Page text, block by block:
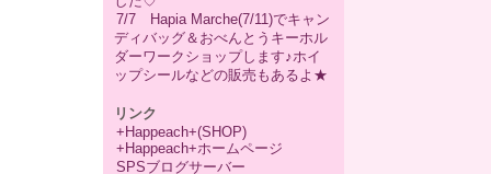
7/7 Hapia Marche(7/11)でキャン
ディバッグ＆おべんとうキーホル
ダーワークショップします♪ホイ
ップシールなどの販売もあるよ★
リンク
+Happeach+(SHOP)
+Happeach+ホームページ
SPSブログサーバー